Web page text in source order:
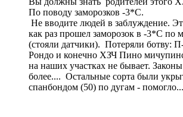
По поводу заморозков -3*С.
Не вводите людей в заблуждение.
как раз прошел заморозок в -3*С по
(стояли датчики). Потеряли ботву:
Рондо и конечно ХЗЧ Пино
на наших участках не бывает.
более.... Остальные сорта были
спанбондом (50) по дугам -